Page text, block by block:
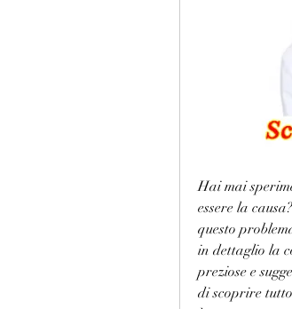
Hai mai
essere la
questo
in dettaglio la
preziose e
di scoprire